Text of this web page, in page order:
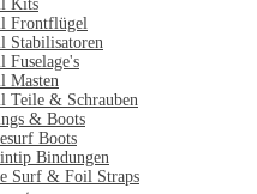
Kits
Frontflügel
Stabilisatoren
Fuselage's
Masten
Teile & Schrauben
& Boots
Boots
Bindungen
Surf & Foil Straps